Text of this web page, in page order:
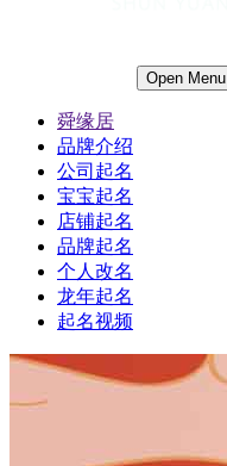
Open Menu
舜缘居
品牌介绍
公司起名
宝宝起名
店铺起名
品牌起名
个人改名
龙年起名
起名视频